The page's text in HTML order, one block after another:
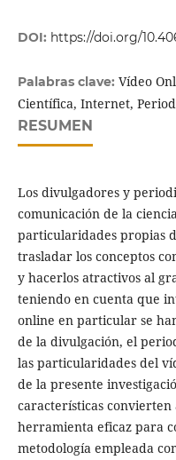
DOI: https://doi.org/
Palabras clave: Vídeo
Científica, Internet,
RESUMEN
Los divulgadores y
comunicación de la
particularidades propias
trasladar los conceptos
y hacerlos atractivos al
teniendo en cuenta que
online en particular se
de la divulgación, el
las particularidades del
de la presente
características
herramienta eficaz para
metodología empleada